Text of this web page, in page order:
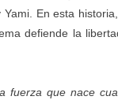
Yami. En esta
defiende la
fuerza que nace